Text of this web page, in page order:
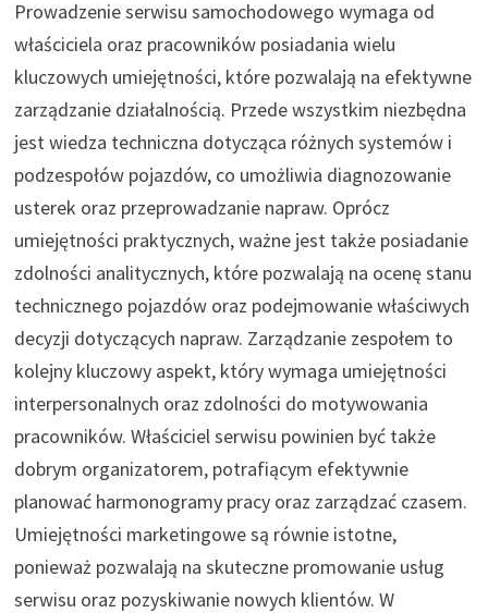
Prowadzenie serwisu samochodowego wymaga od
właściciela oraz pracowników posiadania wielu
kluczowych umiejętności, które pozwalają na efektywne
zarządzanie działalnością. Przede wszystkim niezbędna
jest wiedza techniczna dotycząca różnych systemów i
podzespołów pojazdów, co umożliwia diagnozowanie
usterek oraz przeprowadzanie napraw. Oprócz
umiejętności praktycznych, ważne jest także posiadanie
zdolności analitycznych, które pozwalają na ocenę stanu
technicznego pojazdów oraz podejmowanie właściwych
decyzji dotyczących napraw. Zarządzanie zespołem to
kolejny kluczowy aspekt, który wymaga umiejętności
interpersonalnych oraz zdolności do motywowania
pracowników. Właściciel serwisu powinien być także
dobrym organizatorem, potrafiącym efektywnie
planować harmonogramy pracy oraz zarządzać czasem.
Umiejętności marketingowe są równie istotne,
ponieważ pozwalają na skuteczne promowanie usług
serwisu oraz pozyskiwanie nowych klientów. W